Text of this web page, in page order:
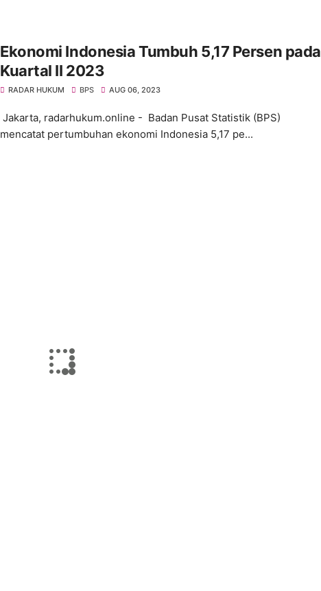
Ekonomi Indonesia Tumbuh 5,17 Persen pada
Kuartal II 2023
RADAR HUKUM BPS AUG 06, 2023
Jakarta, radarhukum.online - Badan Pusat Statistik (BPS)
mencatat pertumbuhan ekonomi Indonesia 5,17 pe...